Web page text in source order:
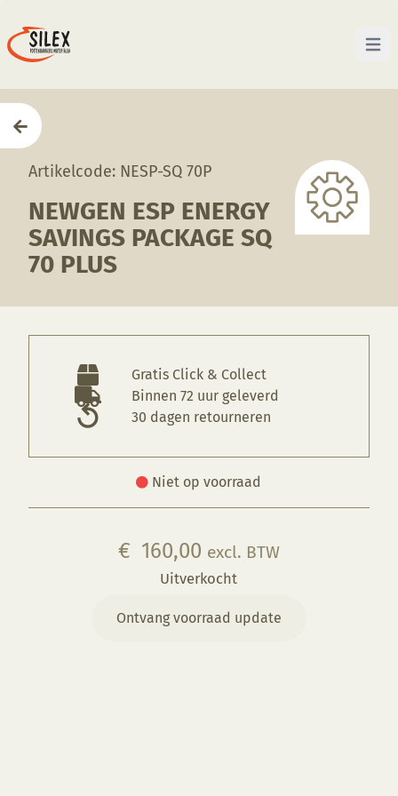
Open
Artikelcode: NESP-SQ 70P
NEWGEN ESP ENERGY
SAVINGS PACKAGE SQ
70 PLUS
Gratis Click & Collect
Binnen 72 uur geleverd
30 dagen retourneren
Niet op voorraad
€ 160,00 excl. BTW
Uitverkocht
Ontvang voorraad update